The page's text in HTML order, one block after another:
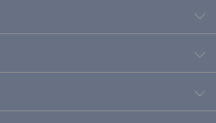
7 класса в Москве